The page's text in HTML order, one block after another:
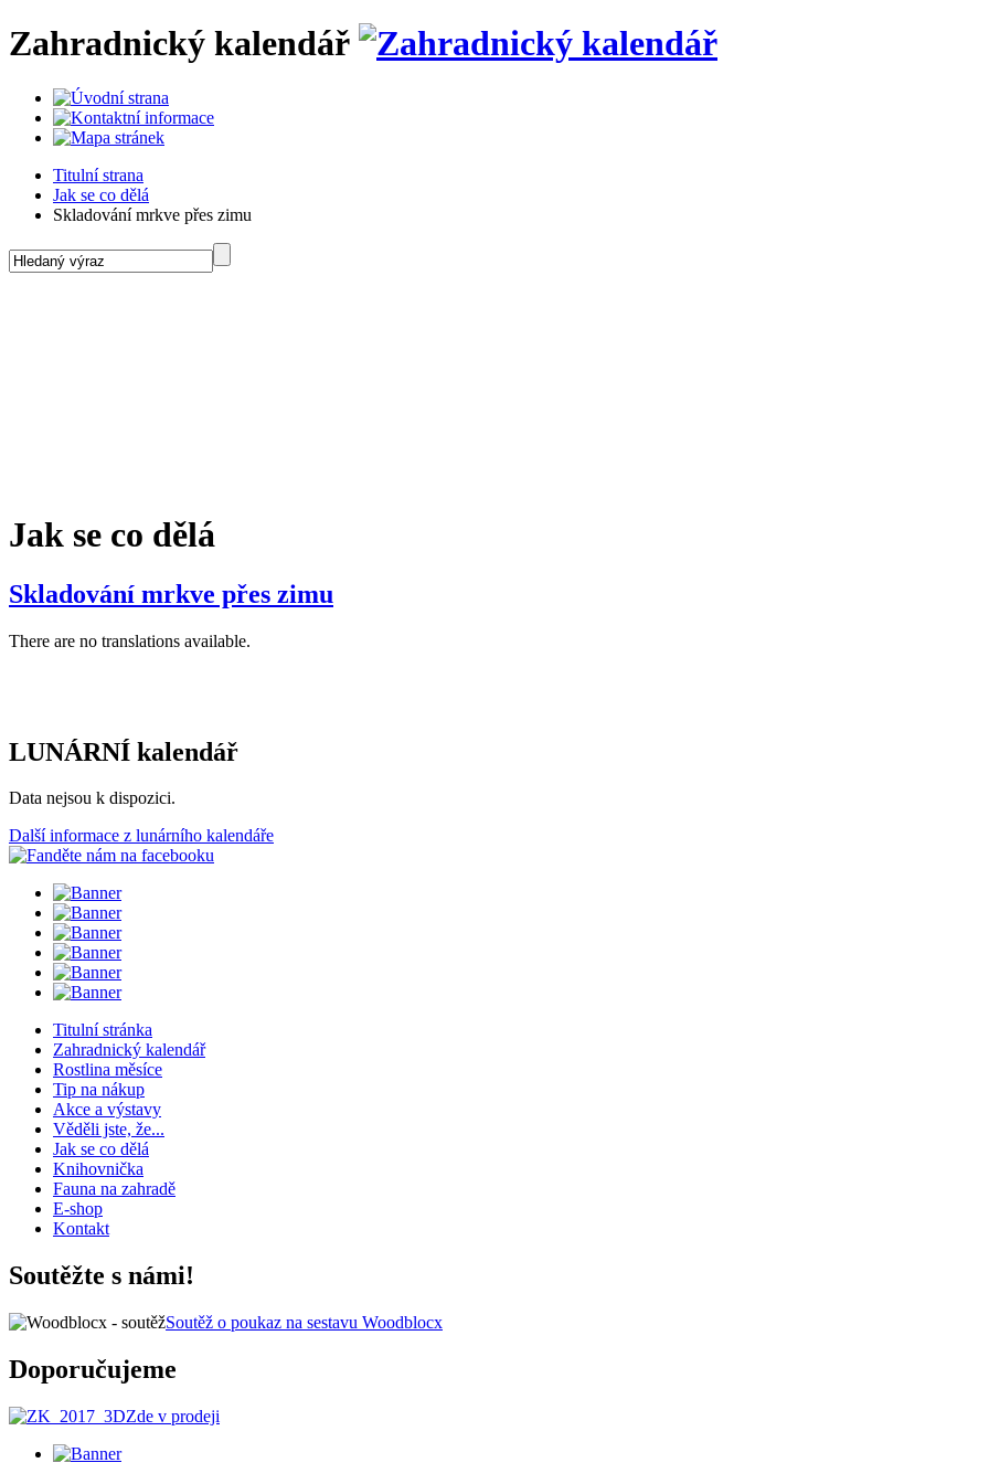
Zahradnický kalendář
Titulní strana
Jak se co dělá
Skladování mrkve přes zimu
Jak se co dělá
Skladování mrkve přes zimu
There are no translations available.
LUNÁRNÍ kalendář
Data nejsou k dispozici.
Další informace z lunárního kalendáře
Titulní stránka
Zahradnický kalendář
Rostlina měsíce
Tip na nákup
Akce a výstavy
Věděli jste, že...
Jak se co dělá
Knihovnička
Fauna na zahradě
E-shop
Kontakt
Soutěžte s námi!
Soutěž o poukaz na sestavu Woodblocx
Doporučujeme
Zde v prodeji